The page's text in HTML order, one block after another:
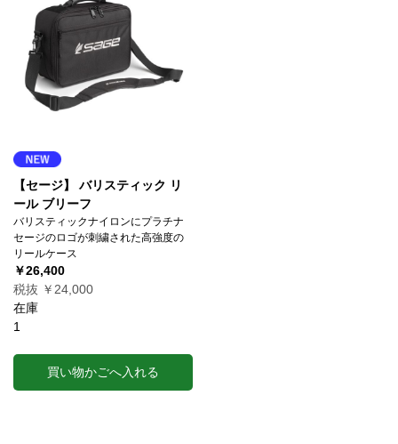
【セージ】 バリスティック リ
ール ブリーフ
バリスティックナイロンにプラチナ
セージのロゴが刺繍された高強度の
リールケース
￥26,400
税抜 ￥24,000
在庫
1
買い物かごへ入れる